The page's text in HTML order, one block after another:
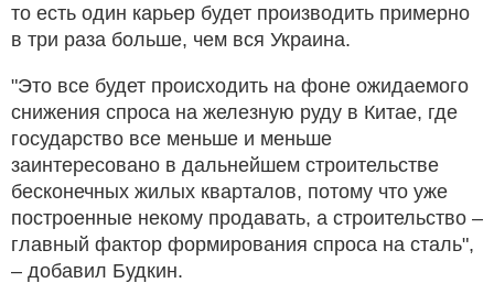
то есть один карьер будет производить примерно
в три раза больше, чем вся Украина.
"Это все будет происходить на фоне ожидаемого
снижения спроса на железную руду в Китае, где
государство все меньше и меньше
заинтересовано в дальнейшем строительстве
бесконечных жилых кварталов, потому что уже
построенные некому продавать, а строительство –
главный фактор формирования спроса на сталь",
– добавил Будкин.